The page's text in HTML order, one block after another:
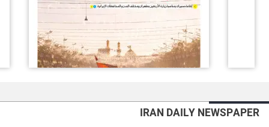
IRAN DAILY NEWSPAPER